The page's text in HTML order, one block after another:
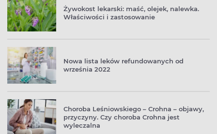
Żywokost lekarski: maść, olejek, nalewka.
Właściwości i zastosowanie
Nowa lista leków refundowanych od
września 2022
Choroba Leśniowskiego – Crohna – objawy,
przyczyny. Czy choroba Crohna jest
wyleczalna